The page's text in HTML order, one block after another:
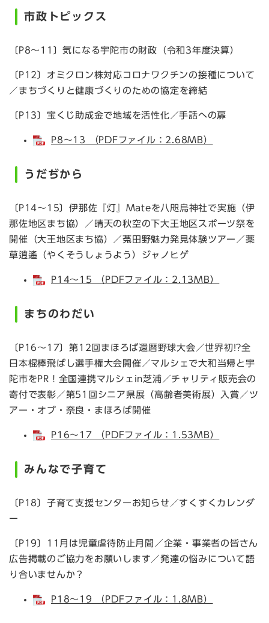
市政トピックス
〔P8～11〕気になる宇陀市の財政（令和3年度決算）
〔P12〕オミクロン株対応コロナワクチンの接種について
／まちづくりと健康づくりのための協定を締結
〔P13〕宝くじ助成金で地域を活性化／手話への扉
P8～13 （PDFファイル：2.68MB）
うだぢから
〔P14～15〕伊那佐『灯』Mateを八咫烏神社で実施（伊
那佐地区まち協）／晴天の秋空の下大王地区スポーツ祭を
開催（大王地区まち協）／菟田野魅力発見体験ツアー／薬
草逍遙（やくそうしょうよう）ジャノヒゲ
P14～15 （PDFファイル：2.13MB）
まちのわだい
〔P16～17〕第12回まほろば還暦野球大会／世界初!?全
日本棍棒飛ばし選手権大会開催／マルシェで大和当帰と宇
陀市をPR！全国連携マルシェin芝浦／チャリティ販売会の
寄付で表彰／第51回シニア県展（高齢者美術展）入賞／ツ
アー・オブ・奈良・まほろば開催
P16～17 （PDFファイル：1.53MB）
みんなで子育て
〔P18〕子育て支援センターお知らせ／すくすくカレンダ
ー
〔P19〕11月は児童虐待防止月間／企業・事業者の皆さん
広告掲載のご協力をお願いします／発達の悩みについて語
り合いませんか？
P18～19 （PDFファイル：1.8MB）